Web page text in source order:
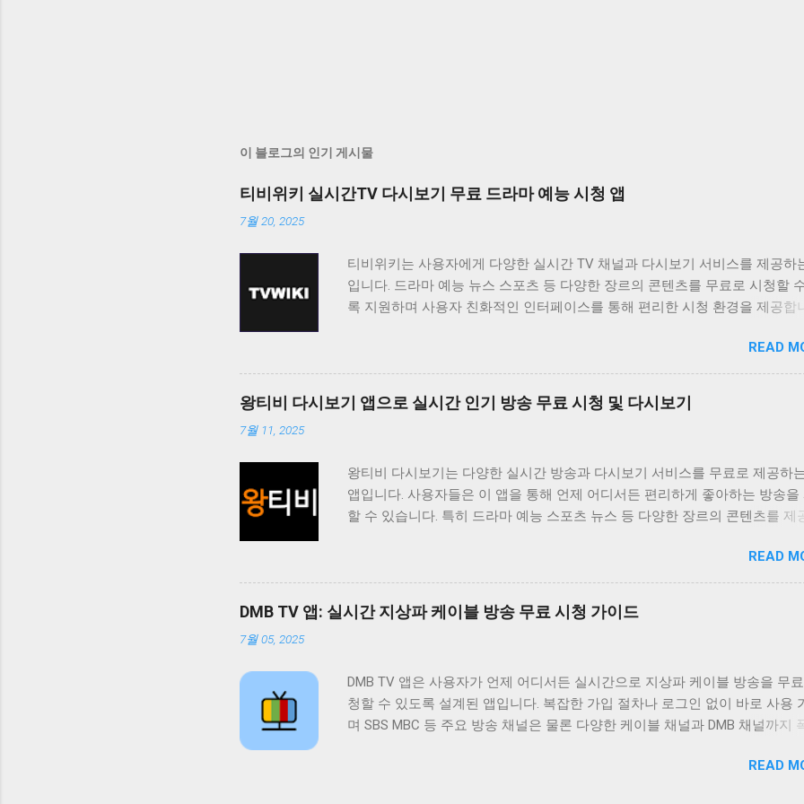
이 블로그의 인기 게시물
티비위키 실시간TV 다시보기 무료 드라마 예능 시청 앱
7월 20, 2025
티비위키는 사용자에게 다양한 실시간 TV 채널과 다시보기 서비스를 제공하
입니다. 드라마 예능 뉴스 스포츠 등 다양한 장르의 콘텐츠를 무료로 시청할
록 지원하며 사용자 친화적인 인터페이스를 통해 편리한 시청 환경을 제공합
보고 싶은 채널을 시청하고 싶은 사용자에게 유용한 앱입니다. 다양한 콘텐츠
료로 제공하며 사용자 편의성을 높인 기능들을 통해 사용자 만족도를 높이고
니다. 티비위키는 사용자가 원하는 콘텐츠를 쉽게 찾고 시청할 수 있도록 다양
능을 제공합니다. 실시간 TV 시청 기능은 사용자가 현재 방송 중인 채널을 바
쉽게 접근할 수 있도록 돕고 검색 기능을 통해 원하는 콘텐츠를 빠르게 찾을
도록 지원합니다. 티비위키는 사용자에게 편리하고 풍부한 시청 경험을 제공
위해 지속적으로 업데이트와 개선을 진행하고 있습니다. 티비위키는 무료로
니다. 사용자 인터페이스는 직관적이고 사용하기 쉽게 설계되어 있으며 다양
기에서 원활하게 작동하도록 최적화되어 있습니다. 또한 티비위키는 사용자
을 적극적으로 수렴하여 앱의 기능과 성능을 지속적으로 개선하고 있습니다.
하는 콘텐츠를 즐기며 풍요로운 시간을 보낼 수 있을 것입니다. 티비위키는 사
의 니즈를 충족시키기 위해 끊임없이 노력하며 최고의 서비스 제공을 위해 최
다할 것입니다. 앱 정보 티비위키는 다양한 실시간 TV 채널과 다시보기 서비스
READ
왕티비 다시보기 앱으로 실시간 인기 방송 무료 시청 및 다시보기
7월 11, 2025
왕티비 다시보기는 다양한 실시간 방송과 다시보기 서비스를 무료로 제공하
앱입니다. 사용자들은 이 앱을 통해 언제 어디서든 편리하게 좋아하는 방송을
할 수 있습니다. 특히 드라마 예능 스포츠 뉴스 등 다양한 장르의 콘텐츠를 제
점입니다. 별도의 회원가입이나 결제 없이 모든 콘텐츠를 자유롭게 이용할 수
니다. 또한 사용자 인터페이스가 직관적이고 간편하여 누구나 쉽게 앱을 사용
있습니다. 실시간 방송 시청 기능은 물론 다시보기 기능도 제공하여 놓친 방송
제든지 다시 볼 수 있습니다. 왕티비 다시보기는 사용자들에게 다양한 엔터테
다양한 장르의 콘텐츠를 제공하여 사용자들의 다양한 취향을 만족시키고 있
왕티비 다시보기는 사용자들에게 즐거움과 편리함을 동시에 제공하는 필수
고 할 수 있습니다. 앱 정보 왕티비 다시보기는 다양한 방송 콘텐츠를 무료로
청할 수 있으며 실시간 방송과 다시보기 기능을 모두 지원합니다. 사용자들은
READ
DMB TV 앱: 실시간 지상파 케이블 방송 무료 시청 가이드
7월 05, 2025
DMB TV 앱은 사용자가 언제 어디서든 실시간으로 지상파 케이블 방송을 무
청할 수 있도록 설계된 앱입니다. 복잡한 가입 절차나 로그인 없이 바로 사용
며 SBS MBC 등 주요 방송 채널은 물론 다양한 케이블 채널과 DMB 채널까지
이 시청할 수 있도록 최적화되어 있으며 사용자 인터페이스가 직관적이고 간
READ